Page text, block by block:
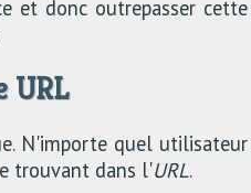
et donc outrepasser cette
URL
N'importe quel utilisateur
trouvant dans l'URL.